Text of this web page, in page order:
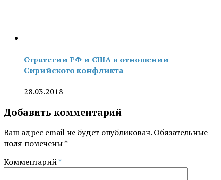
Стратегии РФ и США в отношении
Сирийского конфликта
28.03.2018
Добавить комментарий
Ваш адрес email не будет опубликован. Обязательные
поля помечены*
Комментарий*